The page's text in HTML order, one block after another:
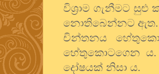
විශ්‍රාම ගැනීමට
නොතිබෙන්නට ඇත.
චින්තනය
හේතුකොටගෙන ය.
දෝෂයක් නිසා ය.